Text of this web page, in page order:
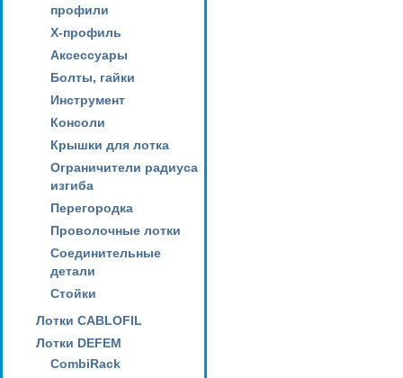
профили
X-профиль
Аксессуары
Болты, гайки
Инструмент
Консоли
Крышки для лотка
Ограничители радиуса
изгиба
Перегородка
Проволочные лотки
Соединительные
детали
Стойки
Лотки CABLOFIL
Лотки DEFEM
CombiRack